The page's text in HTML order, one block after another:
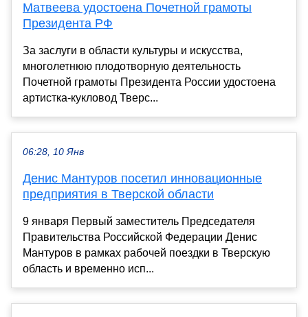
Матвеева удостоена Почетной грамоты
Президента РФ
За заслуги в области культуры и искусства,
многолетнюю плодотворную деятельность
Почетной грамоты Президента России удостоена
артистка-кукловод Тверс...
06:28, 10 Янв
Денис Мантуров посетил инновационные
предприятия в Тверской области
9 января Первый заместитель Председателя
Правительства Российской Федерации Денис
Мантуров в рамках рабочей поездки в Тверскую
область и временно исп...